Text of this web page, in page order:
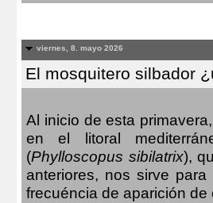
viernes, 8. mayo 2026
El mosquitero silbador
Al inicio de esta
en el litoral
(Phylloscopus sibilatrix),
anteriores, nos sirve
frecuéncia de aparición